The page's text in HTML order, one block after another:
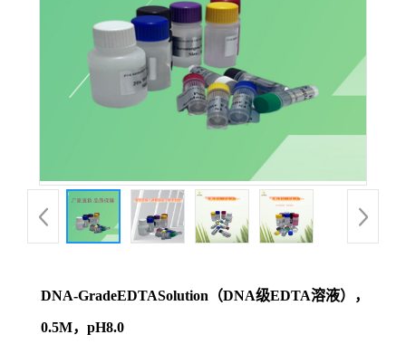
DNA-GradeEDTASolution（DNA级EDTA溶液），
0.5M，pH8.0